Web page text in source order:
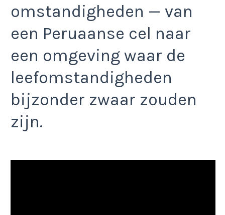
omstandigheden — van
een Peruaanse cel naar
een omgeving waar de
leefomstandigheden
bijzonder zwaar zouden
zijn.